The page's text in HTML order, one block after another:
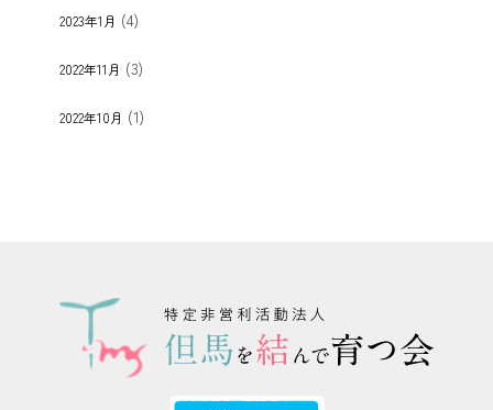
2023年1月 (4)
2022年11月 (3)
2022年10月 (1)